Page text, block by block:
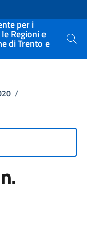
per i
Regioni e
di Trento e Cerca
/